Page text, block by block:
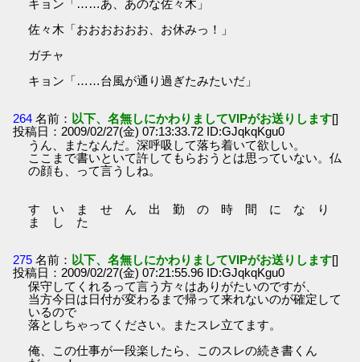
キョン「……あ、あのな佐々木」
佐々木「おおおおおお、お休みっ！」
ガチャ
キョン「……台風が通り過ぎたみたいだ」
264 名前： 以下、名無しにかわりましてVIPがお送りします[]
投稿日：2009/02/27(金) 07:13:33.72 ID:GJqkqKgu0
うん、またなんだ。深呼吸して落ち着いて欲しい。
ここまで書いといて許してもらおうとは思っていない。仏
の顔も、って言うしね。
す い ま せ ん 出 勤 の 時 間 に な り
ま し た
275 名前： 以下、名無しにかわりましてVIPがお送りします[]
投稿日：2009/02/27(金) 07:21:55.96 ID:GJqkqKgu0
保守してくれるって言う方々はありがたいのですが、
当方今日は日付が変わるまで帰って来れないのが確定して
いるので
落としちゃってください。またスレ立てます。
俺、この仕事が一段楽したら、このスレの続き書くん